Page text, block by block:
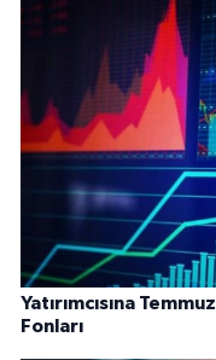
Yatırımcısına
Fonları